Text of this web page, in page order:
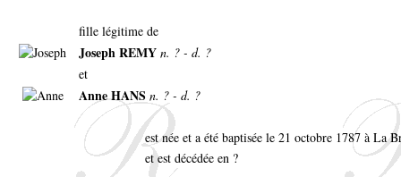
fille légitime de
Joseph REMY n. ? - d. ?
et
Anne HANS n. ? - d. ?
est née et a été baptisée le 21 octobre 1787 à La
et est décédée en ?